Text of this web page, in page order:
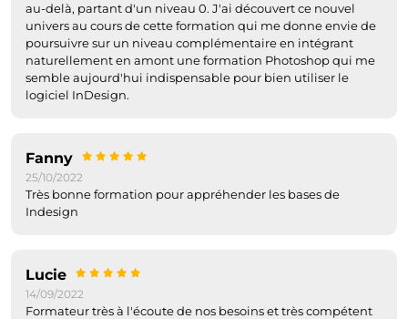
au-delà, partant d'un niveau 0. J'ai découvert ce nouvel
univers au cours de cette formation qui me donne envie de
poursuivre sur un niveau complémentaire en intégrant
naturellement en amont une formation Photoshop qui me
semble aujourd'hui indispensable pour bien utiliser le
logiciel InDesign.
Fanny
25/10/2022
Très bonne formation pour appréhender les bases de
Indesign
Lucie
14/09/2022
Formateur très à l'écoute de nos besoins et très compétent